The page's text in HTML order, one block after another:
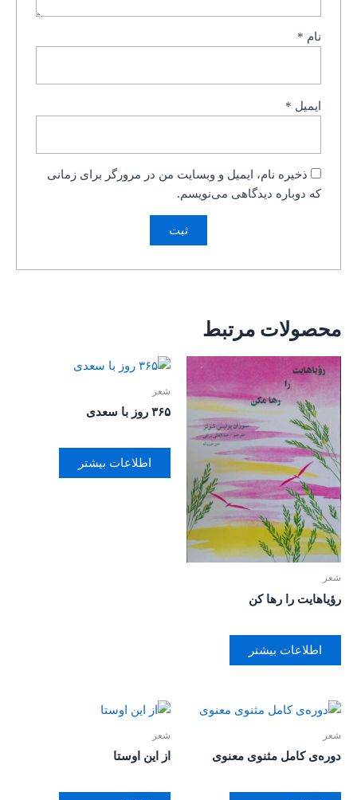
نام *
ایمیل *
ذخیره نام، ایمیل و وبسایت من در مرورگر برای زمانی
که دوباره دیدگاهی می‌نویسم.
محصولات مرتبط
شعر
رؤیاهایت را رها کن
اطلاعات بیشتر
شعر
۳۶۵ روز با سعدی
اطلاعات بیشتر
شعر
دوره‌ی کامل مثنوی معنوی
شعر
از این اوستا